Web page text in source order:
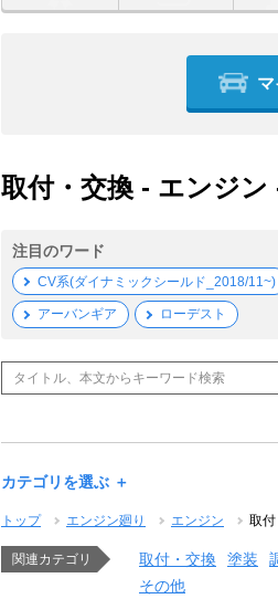
取付・交換 - エンジン
注目のワード
CV系(ダイナミックシールド_2018/11~)
アーバンギア ローデスト
カテゴリを選ぶ ＋
トップ エンジン廻り エンジン 取
関連カテゴリ 取付・交換 塗装
その他